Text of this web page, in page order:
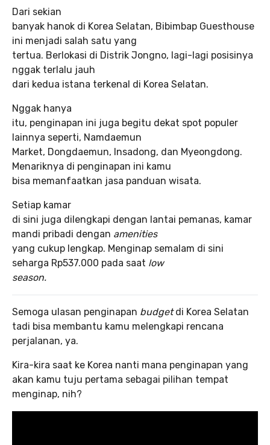
Dari sekian
banyak hanok di Korea Selatan, Bibimbap Guesthouse
ini menjadi salah satu yang
tertua. Berlokasi di Distrik Jongno, lagi-lagi posisinya
nggak terlalu jauh
dari kedua istana terkenal di Korea Selatan.
Nggak hanya
itu, penginapan ini juga begitu dekat spot populer
lainnya seperti, Namdaemun
Market, Dongdaemun, Insadong, dan Myeongdong.
Menariknya di penginapan ini kamu
bisa memanfaatkan jasa panduan wisata.
Setiap kamar
di sini juga dilengkapi dengan lantai pemanas, kamar
mandi pribadi dengan amenities
yang cukup lengkap. Menginap semalam di sini
seharga Rp537.000 pada saat low
season.
Semoga ulasan penginapan budgetdi Korea Selatan
tadi bisa membantu kamu melengkapi rencana
perjalanan, ya.
Kira-kira saat ke Korea nanti mana penginapan yang
akan kamu tuju pertama sebagai pilihan tempat
menginap, nih?